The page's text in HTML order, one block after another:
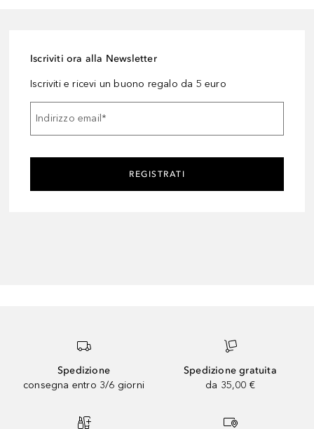
Iscriviti ora alla Newsletter
Iscriviti e ricevi un buono regalo da 5 euro
Indirizzo email*
REGISTRATI
Spedizione
consegna entro 3/6 giorni
Spedizione gratuita
da 35,00 €